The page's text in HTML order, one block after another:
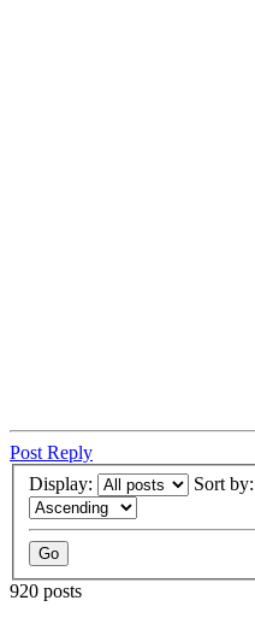
Post Reply
Display:
Sort by:
920 posts